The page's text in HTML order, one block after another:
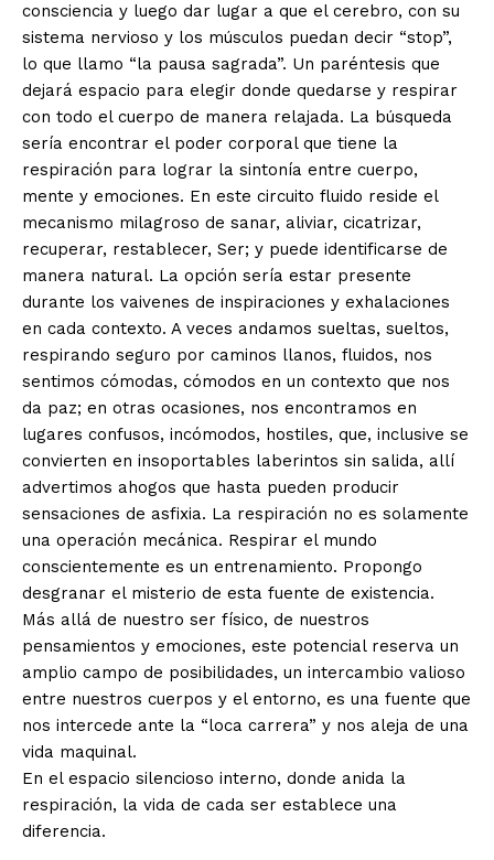
consciencia y luego dar lugar a que el cerebro, con su
sistema nervioso y los músculos puedan decir “stop”,
lo que llamo “la pausa sagrada”. Un paréntesis que
dejará espacio para elegir donde quedarse y respirar
con todo el cuerpo de manera relajada. La búsqueda
sería encontrar el poder corporal que tiene la
respiración para lograr la sintonía entre cuerpo,
mente y emociones. En este circuito fluido reside el
mecanismo milagroso de sanar, aliviar, cicatrizar,
recuperar, restablecer, Ser; y puede identificarse de
manera natural. La opción sería estar presente
durante los vaivenes de inspiraciones y exhalaciones
en cada contexto. A veces andamos sueltas, sueltos,
respirando seguro por caminos llanos, fluidos, nos
sentimos cómodas, cómodos en un contexto que nos
da paz; en otras ocasiones, nos encontramos en
lugares confusos, incómodos, hostiles, que, inclusive se
convierten en insoportables laberintos sin salida, allí
advertimos ahogos que hasta pueden producir
sensaciones de asfixia. La respiración no es solamente
una operación mecánica. Respirar el mundo
conscientemente es un entrenamiento. Propongo
desgranar el misterio de esta fuente de existencia.
Más allá de nuestro ser físico, de nuestros
pensamientos y emociones, este potencial reserva un
amplio campo de posibilidades, un intercambio valioso
entre nuestros cuerpos y el entorno, es una fuente que
nos intercede ante la “loca carrera” y nos aleja de una
vida maquinal.
En el espacio silencioso interno, donde anida la
respiración, la vida de cada ser establece una
diferencia.